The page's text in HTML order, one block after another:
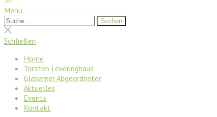
Menü
Suchen
nach:
Suchen
Suche
schließen
Schließen
Home
Torsten Leveringhaus
Gläserner Abgeordneter
Aktuelles
Events
Kontakt